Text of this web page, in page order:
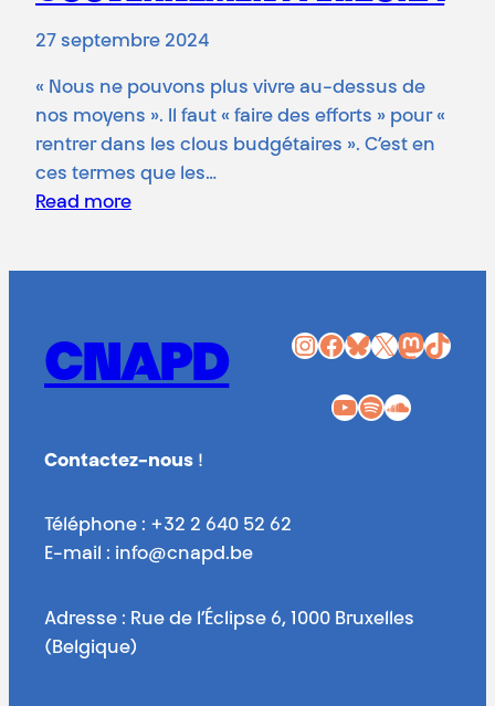
27 septembre 2024
« Nous ne pouvons plus vivre au-dessus de
nos moyens ». Il faut « faire des efforts » pour «
rentrer dans les clous budgétaires ». C’est en
ces termes que les…
Read more
CNAPD InstagramFacebook Bluesky X Mastodon TikTok
YouTube Spotify SoundCloud
Contactez-nous !
Téléphone : +32 2 640 52 62
E-mail : info@cnapd.be
Adresse : Rue de l’Éclipse 6, 1000 Bruxelles
(Belgique)